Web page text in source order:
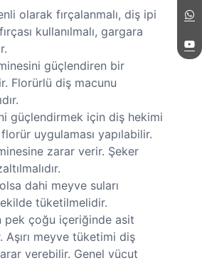
olarak fırçalanmalı, diş ipi
kullanılmalı, gargara
güçlendiren bir
Florürlü diş macunu
güçlendirmek için diş hekimi
uygulaması yapılabilir.
zarar verir. Şeker
dahi meyve suları
tüketilmelidir.
pek çoğu içeriğinde asit
Aşırı meyve tüketimi diş
verebilir. Genel vücut